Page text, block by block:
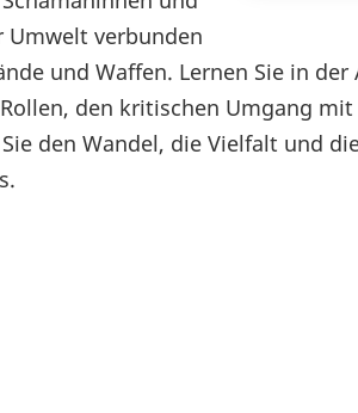
Umwelt verbunden
und Waffen. Lernen Sie in
den kritischen Umgang
den Wandel, die Vielfalt und